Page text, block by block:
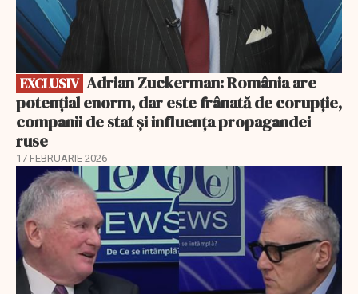
EXCLUSIV
potențial enorm, dar este frânată de corupție,
companii de stat și influența propagandei
ruse
17 FEBRUARIE 2026
EXCLUSIV